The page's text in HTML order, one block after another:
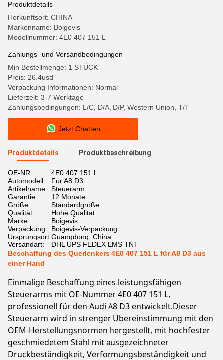
Produktdetails
Herkunftsort: CHINA
Markenname: Boigevis
Modellnummer: 4E0 407 151 L
Zahlungs- und Versandbedingungen
Min Bestellmenge: 1 STÜCK
Preis: 26.4usd
Verpackung Informationen: Normal
Lieferzeit: 3-7 Werktage
Zahlungsbedingungen: L/C, D/A, D/P, Western Union, T/T
Jetzt Chatten
Produktdetails Produktbeschreibung
OE-NR.:
4E0 407 151 L
Automodell:
Für A8 D3
Artikelname: Steuerarm
Garantie:
12 Monate
Größe:
Standardgröße
Qualität:
Hohe Qualität
Marke:
Boigevis
Verpackung:
Boigevis-Verpackung
Ursprungsort:Guangdong, China
Versandart:
DHL UPS FEDEX EMS TNT
Beschaffung des Querlenkers 4E0 407 151 L für A8 D3 aus
einer Hand
Einmalige Beschaffung eines leistungsfähigen
Steuerarms mit OE-Nummer 4E0 407 151 L,
professionell für den Audi A8 D3 entwickelt.Dieser
Steuerarm wird in strenger Übereinstimmung mit den
OEM-Herstellungsnormen hergestellt, mit hochfester
geschmiedetem Stahl mit ausgezeichneter
Druckbeständigkeit, Verformungsbeständigkeit und